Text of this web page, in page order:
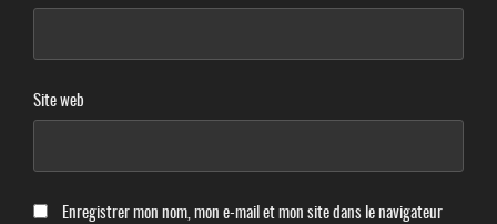
Site web
Enregistrer mon nom, mon e-mail et mon site dans le navigateur